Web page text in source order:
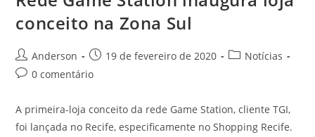
conceito na Zona Sul
Anderson 19 de fevereiro de 2020
Notícias
0 comentário
A primeira-loja conceito da rede Game Station, cliente TGI,
foi lançada no Recife, especificamente no Shopping Recife.